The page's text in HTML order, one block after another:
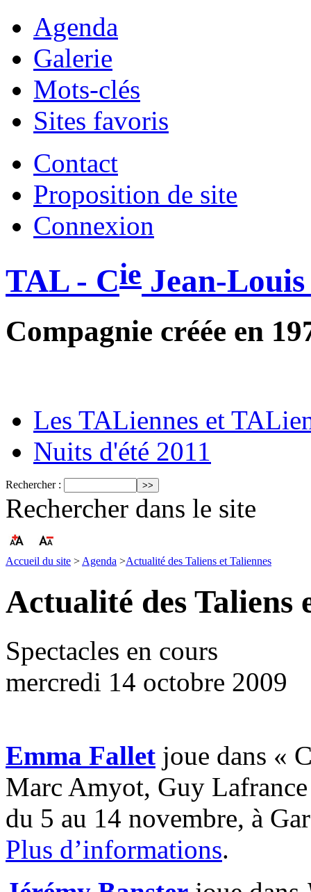
Agenda
Galerie
Mots-clés
Sites favoris
Contact
Proposition de site
Connexion
TAL - Cie Jean-
Compagnie créée en
Les TALiennes et
Nuits d'été 2011
Rechercher :
Rechercher dans le site
Accueil du site > Agenda >Actualité des Taliens et Taliennes
Actualité des Taliens
Spectacles en cours
mercredi 14 octobre 2009
Emma Fallet joue dans «
Marc Amyot, Guy
du 5 au 14 novembre, à
Plus d’informations.